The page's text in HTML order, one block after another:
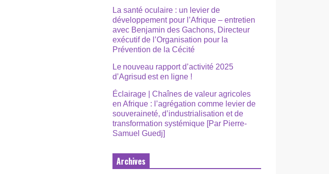
La santé oculaire : un levier de
développement pour l’Afrique – entretien
avec Benjamin des Gachons, Directeur
exécutif de l’Organisation pour la
Prévention de la Cécité
Le nouveau rapport d’activité 2025
d’Agrisud est en ligne !
Éclairage | Chaînes de valeur agricoles
en Afrique : l’agrégation comme levier de
souveraineté, d’industrialisation et de
transformation systémique [Par Pierre-
Samuel Guedj]
Archives